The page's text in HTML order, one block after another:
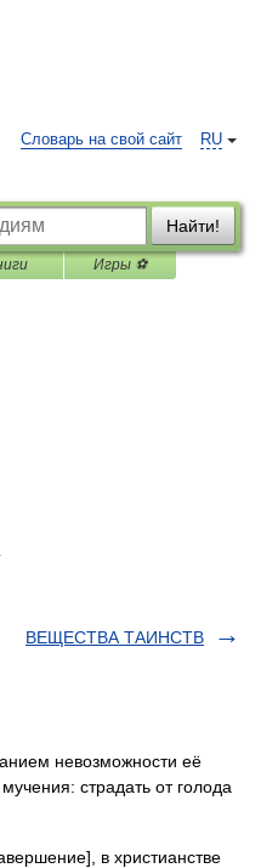
RU
Словарь на свой сайт
Найти!
Игры ⚽
ВЕЩЕСТВА ТАИНСТВ
невозможности её
страдать от голода
в христианстве